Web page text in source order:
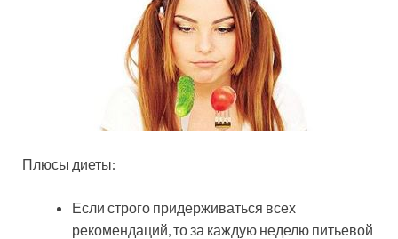
Плюсы диеты:
Если строго придерживаться всех
рекомендаций, то за каждую неделю питьевой